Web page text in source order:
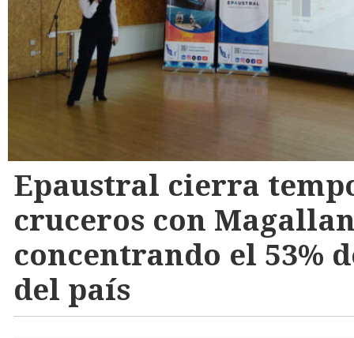
Epaustral cierra
cruceros con
concentrando el 53%
del país